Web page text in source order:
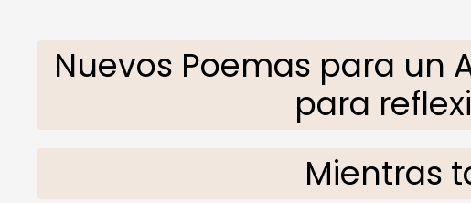
Nuevos Poemas para un
para
Mientras